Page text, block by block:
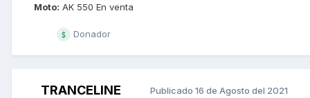
Moto: AK 550 En venta
Donador
TRANCELINE Publicado 16 de Agosto del 2021